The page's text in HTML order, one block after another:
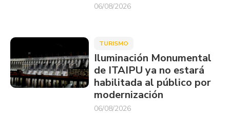
06/08/2026
TURISMO
Iluminación Monumental
de ITAIPU ya no estará
habilitada al público por
modernización
06/08/2026